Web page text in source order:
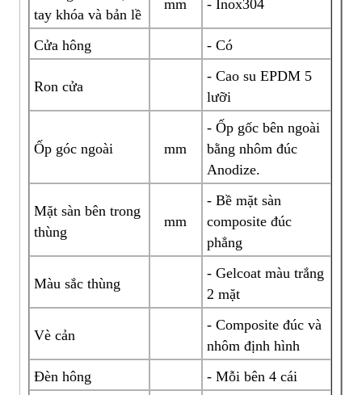
tay khóa và bản lề
mm - Inox304
Cửa hông - Có
Ron cửa
- Cao su EPDM 5
lưỡi
Ốp góc ngoài mm
- Ốp gốc bên ngoài
bằng nhôm đúc
Anodize.
Mặt sàn bên trong
thùng
mm
- Bề mặt sàn
composite đúc
phẳng
Màu sắc thùng
- Gelcoat màu trắng
2 mặt
Vè cản
- Composite đúc và
nhôm định hình
Đèn hông
- Mỗi bên 4 cái